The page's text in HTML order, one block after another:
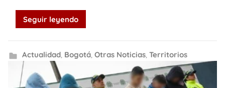
Seguir leyendo
Actualidad, Bogotá, Otras Noticias, Territorios